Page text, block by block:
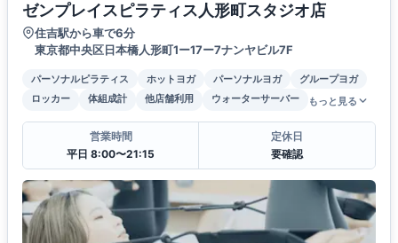
ゼンプレイスピラティス人形町スタジオ店
住吉駅から車で6分
東京都中央区日本橋人形町1ー17ー7ナンヤビル7F
パーソナルピラティス ホットヨガ パーソナルヨガ
グループヨガ
ロッカー
体組成計 他店舗利用 ウォーターサーバー もっと見る
営業時間
平日 8:00〜21:15
定休日
要確認